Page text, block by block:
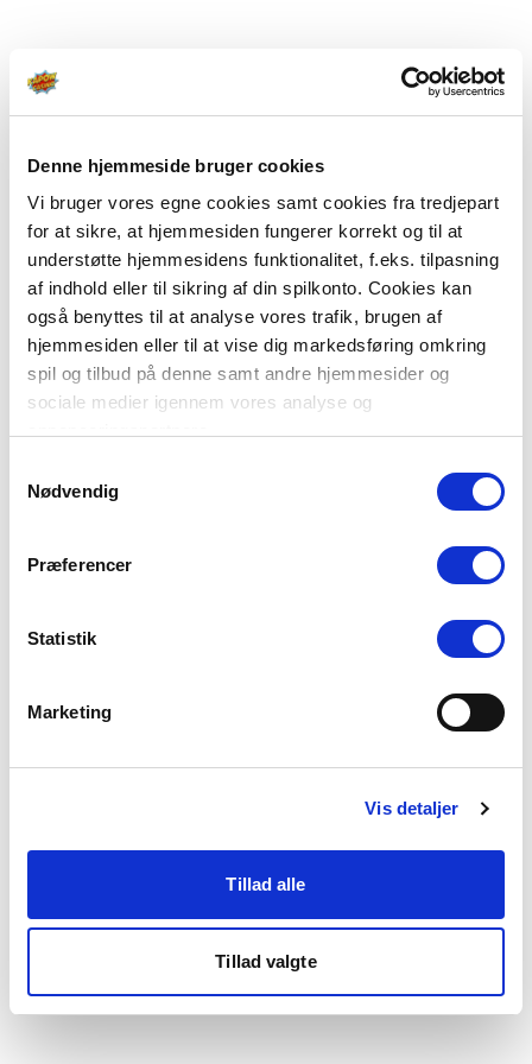
Denne hjemmeside bruger cookies
Vi bruger vores egne cookies samt cookies fra tredjepart
for at sikre, at hjemmesiden fungerer korrekt og til at
understøtte hjemmesidens funktionalitet, f.eks. tilpasning
af indhold eller til sikring af din spilkonto. Cookies kan
også benyttes til at analyse vores trafik, brugen af
hjemmesiden eller til at vise dig markedsføring omkring
spil og tilbud på denne samt andre hjemmesider og
sociale medier igennem vores analyse og
Du kan læse mere om vores brug af cookies under
"Detaljer" eller ved at klikke videre til vores Cookiepolitik,
Nødvendig
Præferencer
Statistik
Marketing
Vis detaljer
Tillad alle
Tillad valgte